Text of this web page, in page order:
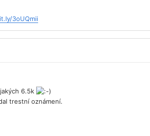
3oUQmii
6.5k
trestní oznámení.